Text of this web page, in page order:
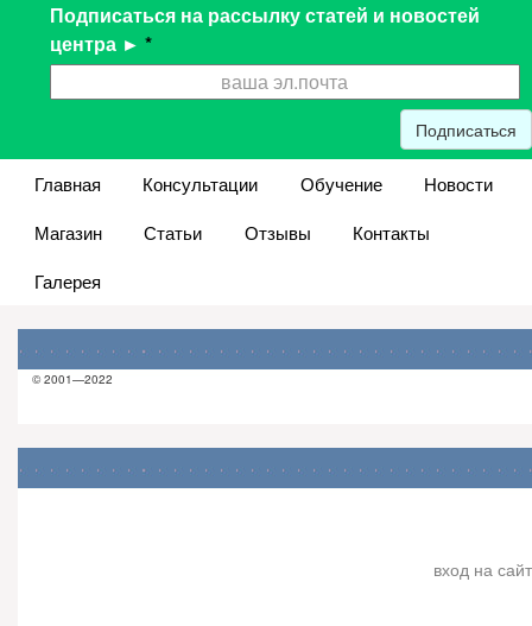
Подписаться на рассылку статей и новостей
центра ► *
Подписаться
Главная Консультации Обучение
Новости
Магазин
Статьи Отзывы
Контакты
Галерея
© 2001—2022
вход на сайт